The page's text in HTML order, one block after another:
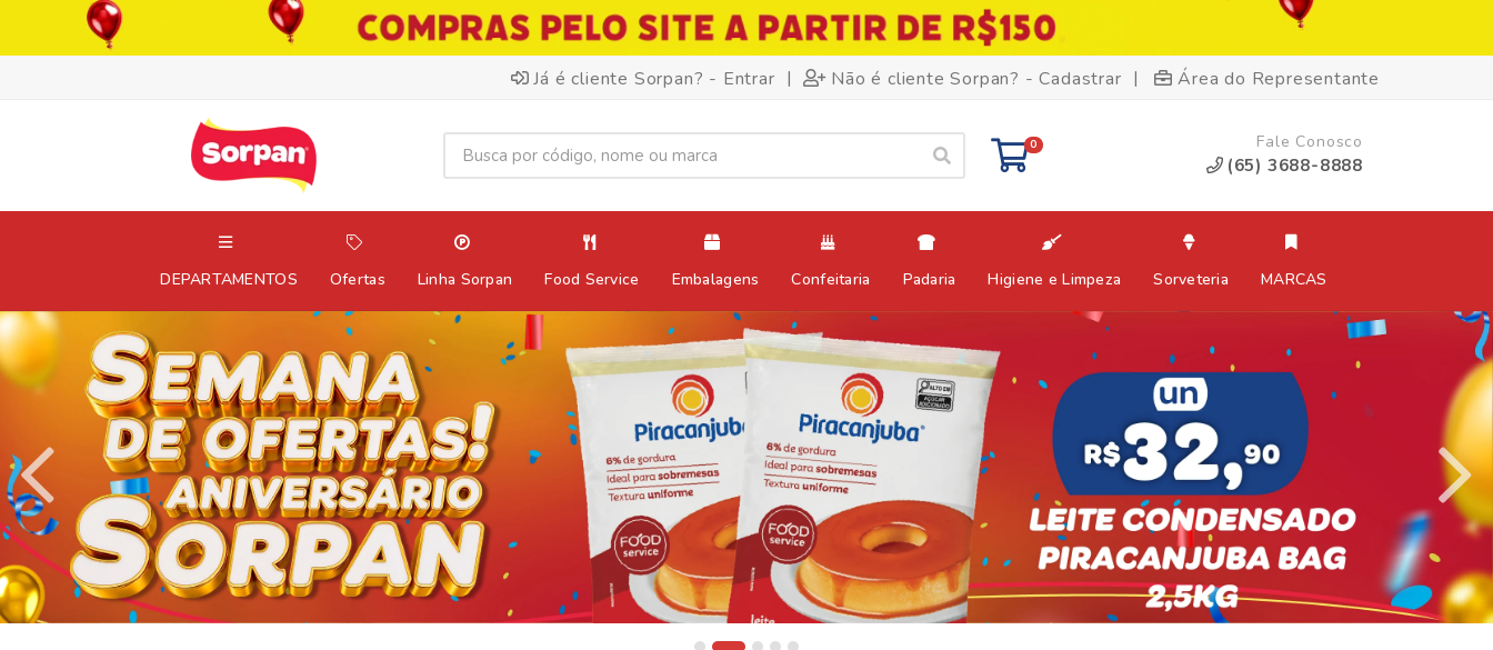
Já é cliente Sorpan? - Entrar | Não é cliente Sorpan? - Cadastrar | Área do Representante
0 Fale Conosco
(65) 3688-8888
DEPARTAMENTOS Ofertas Linha Sorpan Food Service Embalagens Confeitaria Padaria Higiene e Limpeza Sorveteria MARCAS